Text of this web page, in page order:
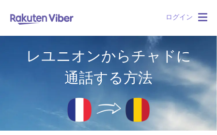
ログイン
レユニオンからチャドに
通話する方法